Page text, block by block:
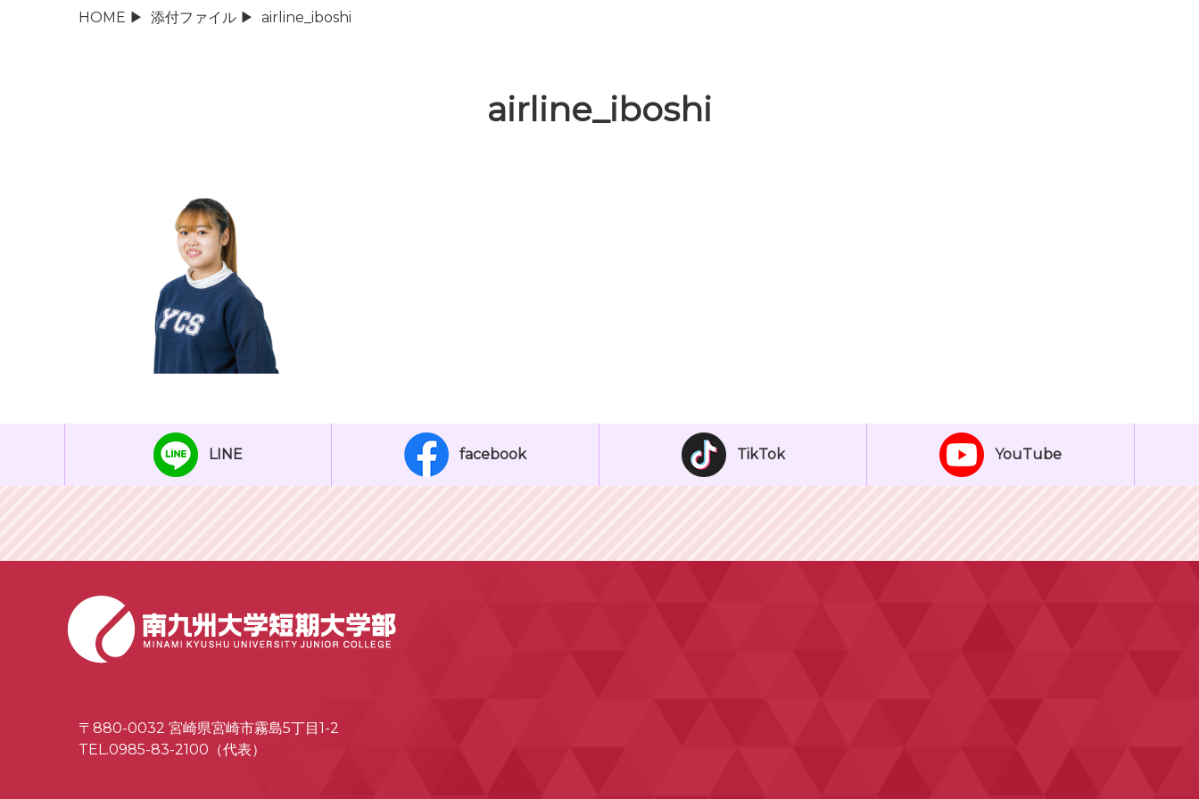
HOME ▶ 添付ファイル ▶ airline_iboshi
airline_iboshi
LINE facebook TikTok YouTube
〒880-0032 宮崎県宮崎市霧島5丁目1-2
TEL.0985-83-2100（代表）